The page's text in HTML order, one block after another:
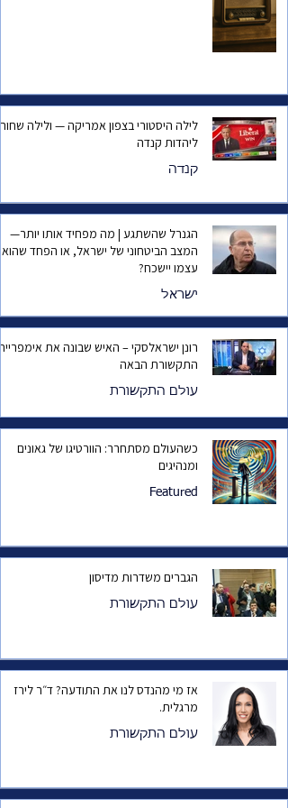
לילה היסטורי בצפון אמריקה — ולילה שחור
ליהדות קנדה
קנדה
הגנרל שהשתגע | מה מפחיד אותו יותר—
המצב הביטחוני של ישראל, או הפחד שהוא
עצמו יישכח?
ישראל
רונן ישראלסקי – האיש שבונה את
התקשורת הבאה
עולם התקשורת
כשהעולם מסתחרר: הוורטיגו של גאונים
ומנהיגים
Featured
הגברים משדרות מדיסון
עולם התקשורת
אז מי מהנדס לנו את התודעה? ד״ר לירז
מרגלית.
עולם התקשורת